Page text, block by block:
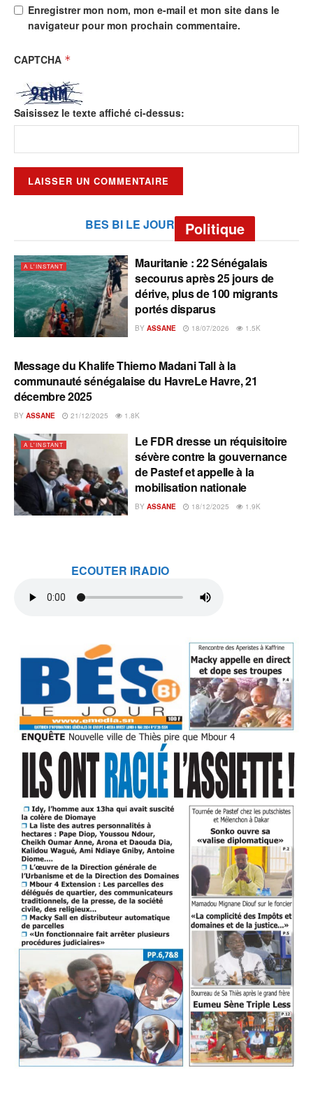
Enregistrer mon nom, mon e-mail et mon site dans le
navigateur pour mon prochain commentaire.
CAPTCHA *
Saisissez le texte affiché ci-dessus:
BES BI LE JOUR Politique
A L'INSTANT
Mauritanie : 22 Sénégalais
secourus après 25 jours de
dérive, plus de 100 migrants
portés disparus
BY ASSANE 18/07/2026 1.5K
A L'INSTANT
Message du Khalife Thierno Madani Tall à la
communauté sénégalaise du HavreLe Havre, 21
décembre 2025
BY ASSANE 21/12/2025 1.8K
A L'INSTANT
Le FDR dresse un réquisitoire
sévère contre la gouvernance
de Pastef et appelle à la
mobilisation nationale
BY ASSANE 18/12/2025 1.9K
ECOUTER IRADIO